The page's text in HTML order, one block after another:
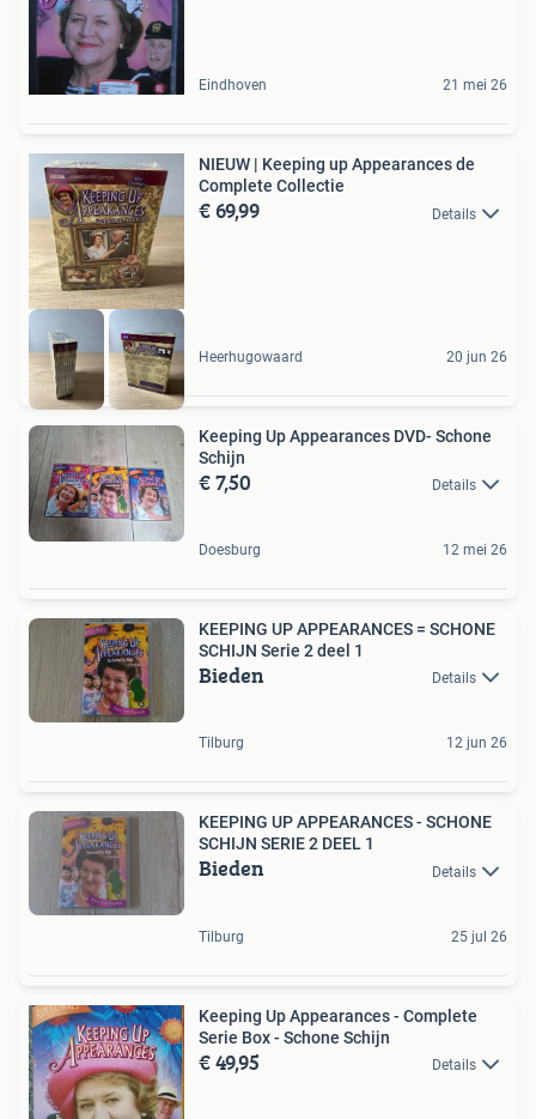
Eindhoven 21 mei 26
NIEUW | Keeping up Appearances de
Complete Collectie
€ 69,99 Details
Heerhugowaard 20 jun 26
Keeping Up Appearances DVD- Schone
Schijn
€ 7,50 Details
Doesburg 12 mei 26
KEEPING UP APPEARANCES = SCHONE
SCHIJN Serie 2 deel 1
Bieden Details
Tilburg 12 jun 26
KEEPING UP APPEARANCES - SCHONE
SCHIJN SERIE 2 DEEL 1
Bieden Details
Tilburg 25 jul 26
Keeping Up Appearances - Complete
Serie Box - Schone Schijn
€ 49,95 Details